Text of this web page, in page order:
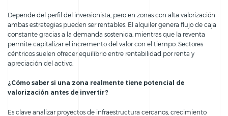
Depende del perfil del inversionista, pero en zonas con alta valorización
ambas estrategias pueden ser rentables. El alquiler genera flujo de caja
constante gracias a la demanda sostenida, mientras que la reventa
permite capitalizar el incremento del valor con el tiempo. Sectores
céntricos suelen ofrecer equilibrio entre rentabilidad por renta y
apreciación del activo.
¿Cómo saber si una zona realmente tiene potencial de
valorización antes de invertir?
Es clave analizar proyectos de infraestructura cercanos, crecimiento